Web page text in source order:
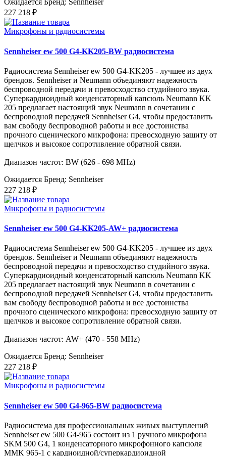
Ожидается Бренд: Sennheiser
227 218 ₽
Микрофоны и радиосистемы
Sennheiser ew 500 G4-KK205-BW радиосистема
Радиосистема Sennheiser ew 500 G4-KK205 - лучшее из двух
брендов. Sennheiser и Neumann объединяют надежность
беспроводной передачи и превосходство студийного звука.
Суперкардиоидный конденсаторный капсюль Neumann KK
205 предлагает настоящий звук Neumann в сочетании с
беспроводной передачей Sennheiser G4, чтобы предоставить
вам свободу беспроводной работы и все достоинства
прочного сценического микрофона: превосходную защиту от
щелчков и высокое сопротивление обратной связи.
Диапазон частот: BW (626 - 698 MHz)
Ожидается Бренд: Sennheiser
227 218 ₽
Микрофоны и радиосистемы
Sennheiser ew 500 G4-KK205-AW+ радиосистема
Радиосистема Sennheiser ew 500 G4-KK205 - лучшее из двух
брендов. Sennheiser и Neumann объединяют надежность
беспроводной передачи и превосходство студийного звука.
Суперкардиоидный конденсаторный капсюль Neumann KK
205 предлагает настоящий звук Neumann в сочетании с
беспроводной передачей Sennheiser G4, чтобы предоставить
вам свободу беспроводной работы и все достоинства
прочного сценического микрофона: превосходную защиту от
щелчков и высокое сопротивление обратной связи.
Диапазон частот: AW+ (470 - 558 MHz)
Ожидается Бренд: Sennheiser
227 218 ₽
Микрофоны и радиосистемы
Sennheiser ew 500 G4-965-BW радиосистема
Радиосистема для профессиональных живых выступлений
Sennheiser ew 500 G4-965 состоит из 1 ручного микрофона
SKM 500 G4, 1 конденсаторного микрофонного капсюля
MMK 965-1 с кардиоидной/суперкардиоидной